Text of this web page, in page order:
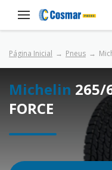
Página Inicial Pneus
Michelin 265/
FORCE